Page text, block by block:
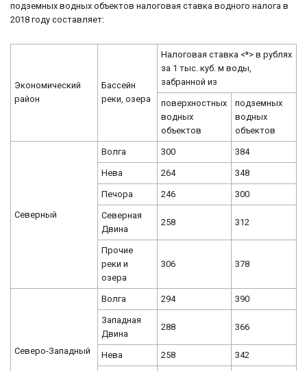
подземных водных объектов налоговая ставка водного налога в
2018 году составляет:
Экономический
район
Бассейн
реки, озера
Налоговая ставка <*> в рублях
за 1 тыс. куб. м воды,
забранной из
поверхностных
водных
объектов
подземных
водных
объектов
Северный
Волга 300 384
Нева 264 348
Печора 246 300
Северная
Двина
258 312
Прочие
реки и
озера
306 378
Северо-Западный
Волга 294 390
Западная
Двина
288 366
Нева 258 342